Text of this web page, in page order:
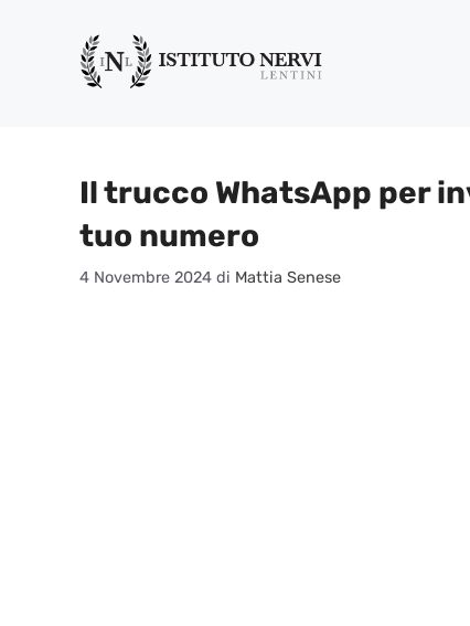
contenuto
Il trucco WhatsApp per
tuo numero
4 Novembre 2024 di Mattia Senese